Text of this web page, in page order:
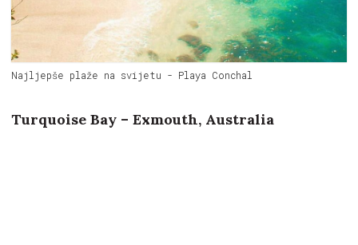
Najljepše plaže na svijetu - Playa Conchal
Turquoise Bay – Exmouth, Australia